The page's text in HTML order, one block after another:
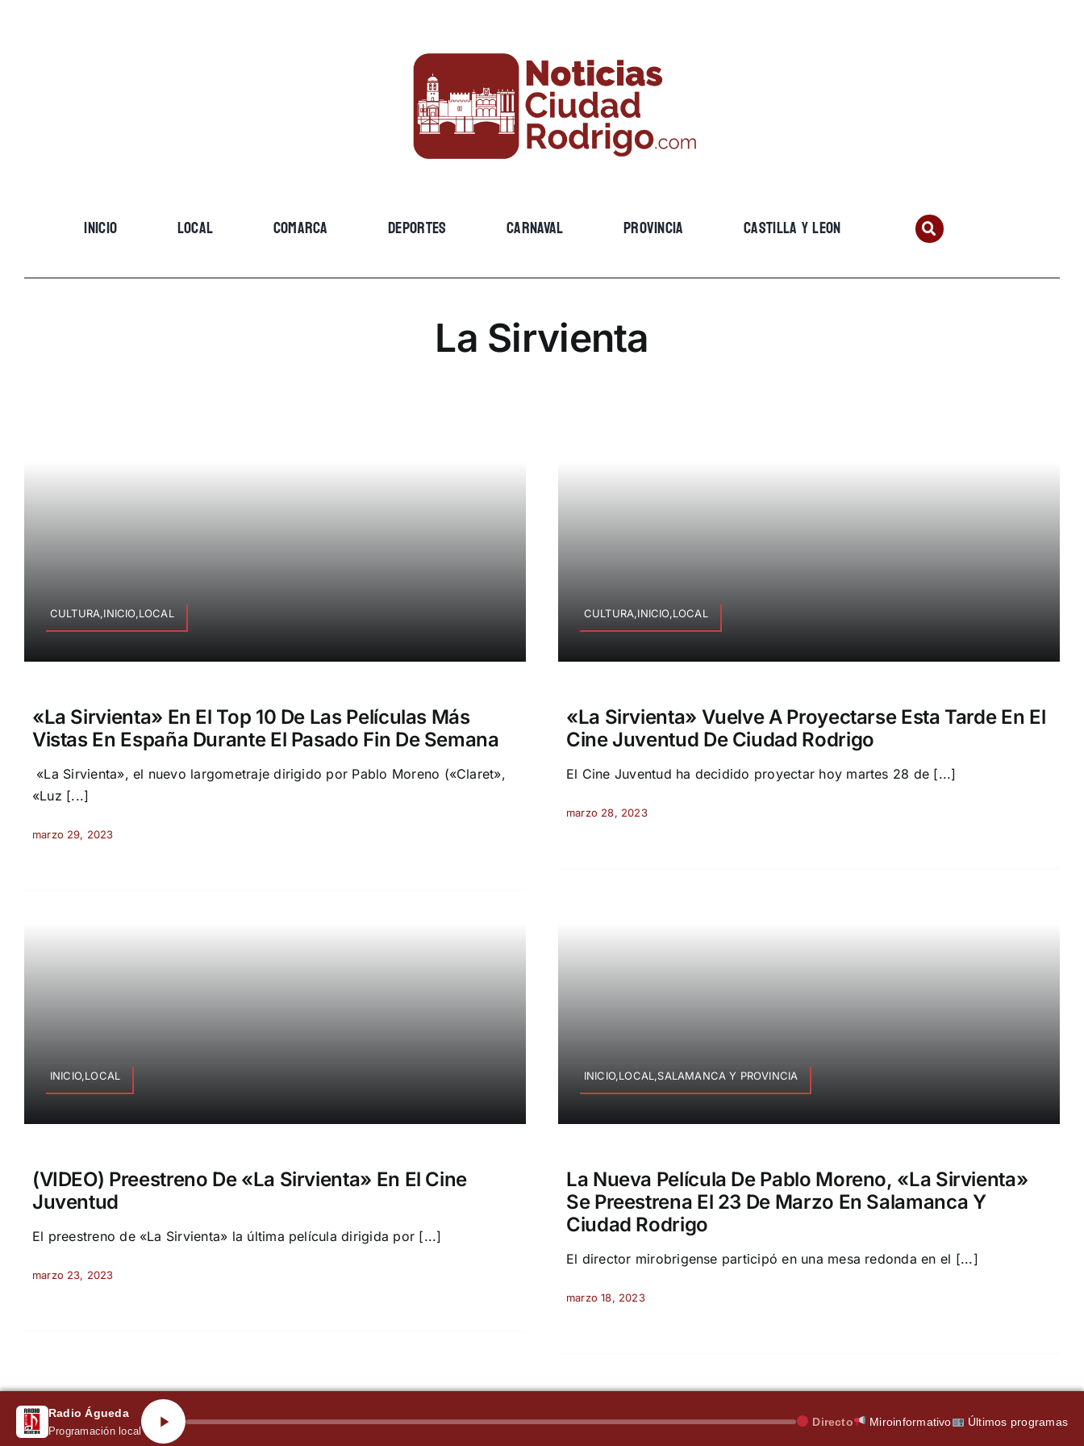
INICIO LOCAL COMARCA DEPORTES CARNAVAL PROVINCIA CASTILLA Y LEON
La Sirvienta
CULTURA,INICIO,LOCAL
«La Sirvienta» En El Top 10 De Las Películas Más
Vistas En España Durante El Pasado Fin De Semana
«La Sirvienta», el nuevo largometraje dirigido por Pablo Moreno («Claret»,
«Luz [...]
marzo 29, 2023
CULTURA,INICIO,LOCAL
«La Sirvienta» Vuelve A Proyectarse Esta Tarde En El
Cine Juventud De Ciudad Rodrigo
El Cine Juventud ha decidido proyectar hoy martes 28 de [...]
marzo 28, 2023
INICIO,LOCAL
(VIDEO) Preestreno De «La Sirvienta» En El Cine
Juventud
El preestreno de «La Sirvienta» la última película dirigida por [...]
marzo 23, 2023
INICIO,LOCAL,SALAMANCA Y PROVINCIA
La Nueva Película De Pablo Moreno, «La Sirvienta»
Se Preestrena El 23 De Marzo En Salamanca Y
Ciudad Rodrigo
El director mirobrigense participó en una mesa redonda en el [...]
marzo 18, 2023
Radio Águeda
Programación local
Directo Miroinformativo Últimos programas